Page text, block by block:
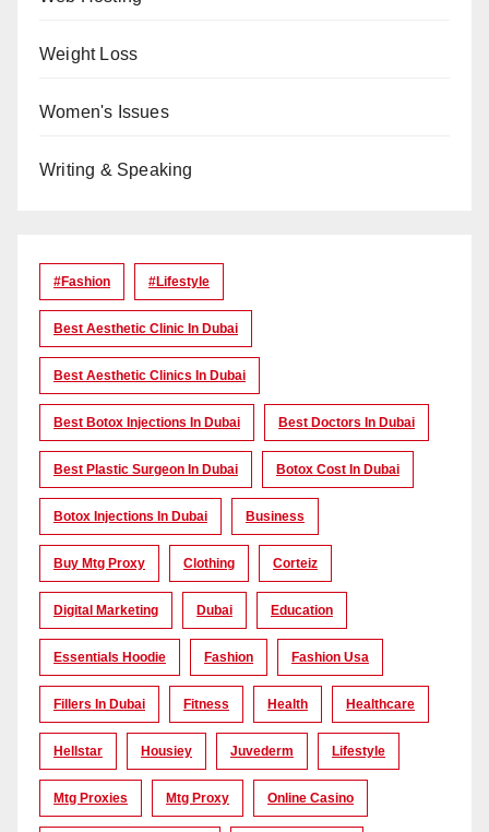
Weight Loss
Women's Issues
Writing & Speaking
#Fashion #lifestyle
Best Aesthetic Clinic In Dubai
Best Aesthetic Clinics In Dubai
Best Botox Injections In Dubai Best Doctors In Dubai
Best Plastic Surgeon In Dubai Botox Cost In Dubai
Botox Injections In Dubai Business
Buy Mtg Proxy Clothing Corteiz
Digital Marketing Dubai Education
Essentials Hoodie Fashion Fashion Usa
Fillers In Dubai Fitness Health Healthcare
Hellstar Housiey Juvederm Lifestyle
Mtg Proxies Mtg Proxy Online Casino